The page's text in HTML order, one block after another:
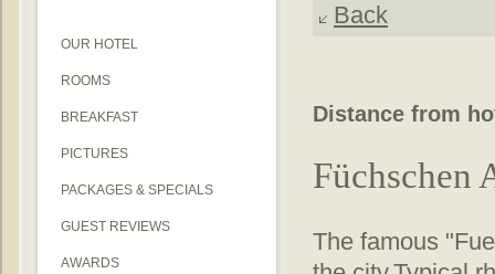
OUR HOTEL
ROOMS
BREAKFAST
PICTURES
PACKAGES & SPECIALS
GUEST REVIEWS
AWARDS
Back
Distance from
Füchschen
The famous